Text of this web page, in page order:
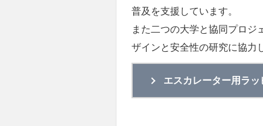
普及を支援しています。
また二つの大学と協同プロジ
ザインと安全性の研究に協力
エスカレーター用ラ